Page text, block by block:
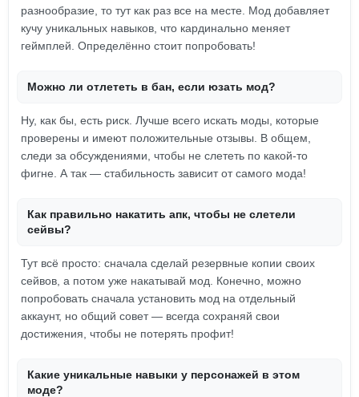
разнообразие, то тут как раз все на месте. Мод добавляет
кучу уникальных навыков, что кардинально меняет
геймплей. Определённо стоит попробовать!
Можно ли отлететь в бан, если юзать мод?
Ну, как бы, есть риск. Лучше всего искать моды, которые
проверены и имеют положительные отзывы. В общем,
следи за обсуждениями, чтобы не слететь по какой-то
фигне. А так — стабильность зависит от самого мода!
Как правильно накатить апк, чтобы не слетели
сейвы?
Тут всё просто: сначала сделай резервные копии своих
сейвов, а потом уже накатывай мод. Конечно, можно
попробовать сначала установить мод на отдельный
аккаунт, но общий совет — всегда сохраняй свои
достижения, чтобы не потерять профит!
Какие уникальные навыки у персонажей в этом
моде?